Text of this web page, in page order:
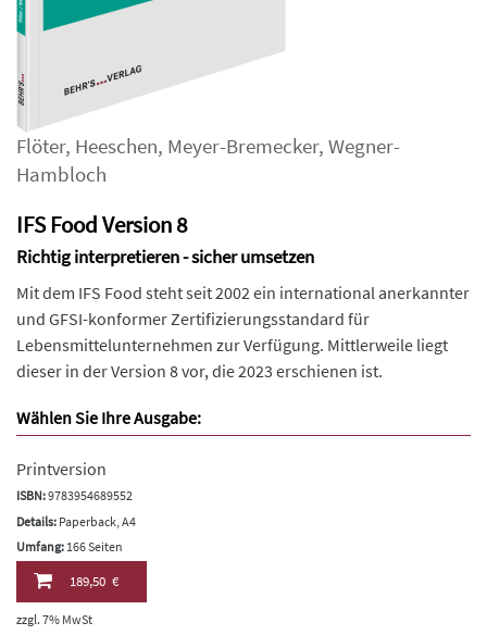
Flöter, Heeschen, Meyer-Bremecker, Wegner-
Hambloch
IFS Food Version 8
Richtig interpretieren - sicher umsetzen
Mit dem IFS Food steht seit 2002 ein international anerkannter
und GFSI-konformer Zertifizierungsstandard für
Lebensmittelunternehmen zur Verfügung. Mittlerweile liegt
dieser in der Version 8 vor, die 2023 erschienen ist.
Wählen Sie Ihre Ausgabe:
Printversion
ISBN:9783954689552
Details: Paperback, A4
Umfang: 166 Seiten
189,50 €
zzgl. 7% MwSt